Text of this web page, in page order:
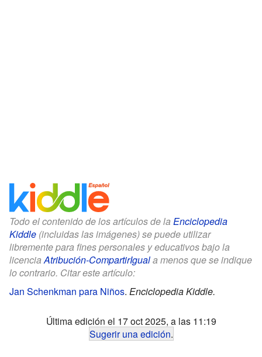
Todo el contenido de los artículos de la Enciclopedia
Kiddle (incluidas las imágenes) se puede utilizar
libremente para fines personales y educativos bajo la
licenciaAtribución-CompartirIguala menos que se indique
lo contrario. Citar este artículo:
Jan Schenkman para Niños. Enciclopedia Kiddle.
Última edición el 17 oct 2025, a las 11:19
Sugerir una edición.